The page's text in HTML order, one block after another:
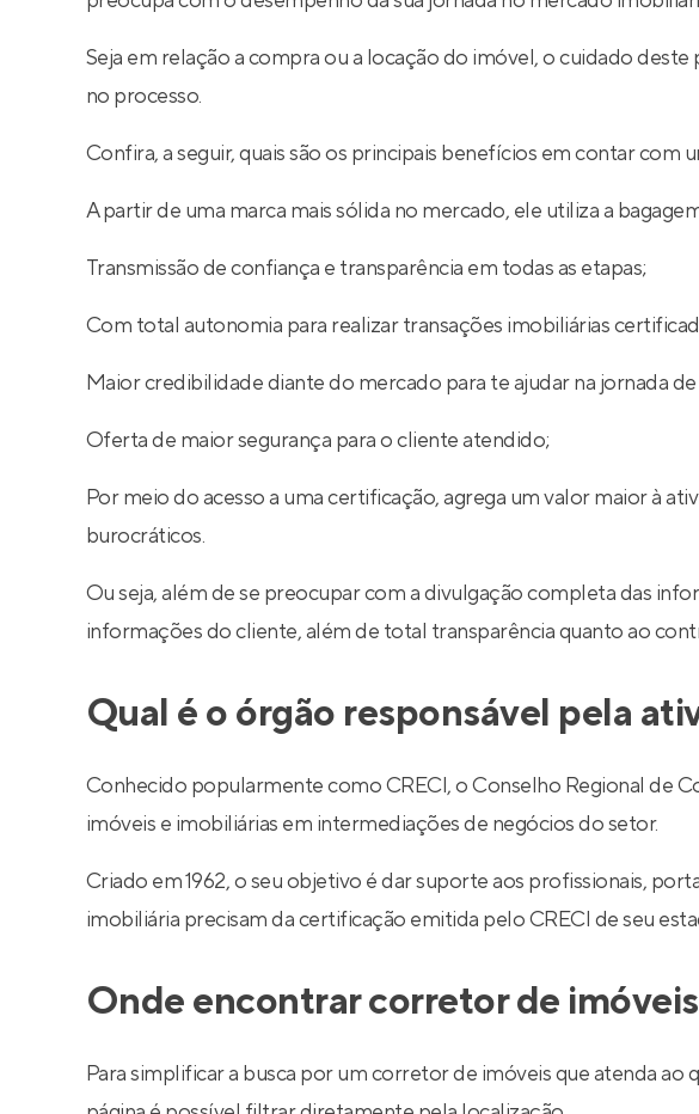
Seja em relação a compra ou a locação do imóvel, o cuidado
no processo.
Confira, a seguir, quais são os principais benefícios em contar com
A partir de uma marca mais sólida no mercado, ele utiliza a
Transmissão de confiança e transparência em todas as etapas;
Com total autonomia para realizar transações imobiliárias
Maior credibilidade diante do mercado para te ajudar na jornada
Oferta de maior segurança para o cliente atendido;
Por meio do acesso a uma certificação, agrega um valor maior à
burocráticos.
Ou seja, além de se preocupar com a divulgação completa das
informações do cliente, além de total transparência quanto ao
Qual é o órgão responsável pela
Conhecido popularmente como CRECI, o Conselho Regional de
imóveis e imobiliárias em intermediações de negócios do setor.
Criado em 1962, o seu objetivo é dar suporte aos profissionais,
imobiliária precisam da certificação emitida pelo CRECI de seu
Onde encontrar corretor de
Para simplificar a busca por um corretor de imóveis que atenda ao